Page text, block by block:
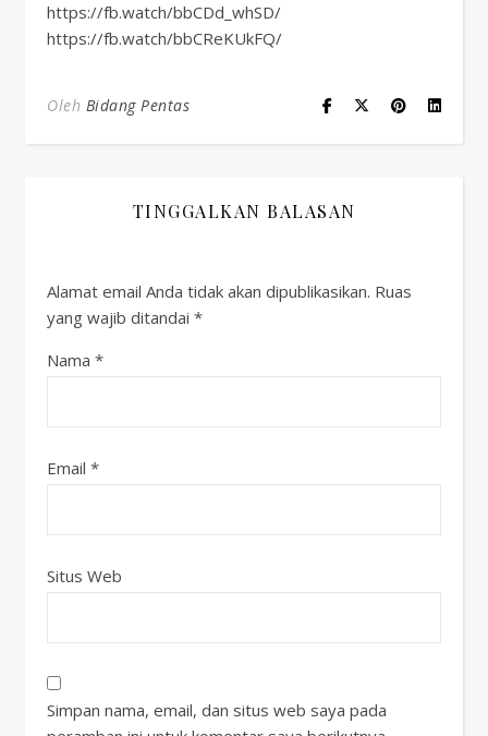
https://fb.watch/bbCDd_whSD/
https://fb.watch/bbCReKUkFQ/
Oleh Bidang Pentas
TINGGALKAN BALASAN
Alamat email Anda tidak akan dipublikasikan. Ruas
yang wajib ditandai *
Nama *
Email *
Situs Web
Simpan nama, email, dan situs web saya pada